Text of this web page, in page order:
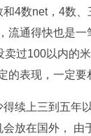
数net，4数、
通得快也是
过100以内的
表现，一定要
上三到五年
放在国外，